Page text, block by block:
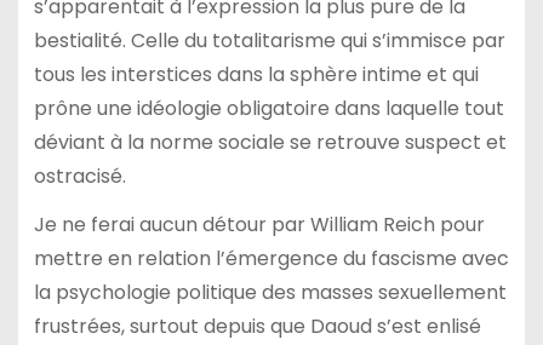
s’apparentait à l’expression la plus pure de la
bestialité. Celle du totalitarisme qui s’immisce par
tous les interstices dans la sphère intime et qui
prône une idéologie obligatoire dans laquelle tout
déviant à la norme sociale se retrouve suspect et
ostracisé.
Je ne ferai aucun détour par William Reich pour
mettre en relation l’émergence du fascisme avec
la psychologie politique des masses sexuellement
frustrées, surtout depuis que Daoud s’est enlisé